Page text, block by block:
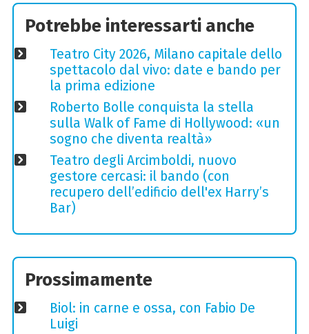
Potrebbe interessarti anche
Teatro City 2026, Milano capitale dello
spettacolo dal vivo: date e bando per
la prima edizione
Roberto Bolle conquista la stella
sulla Walk of Fame di Hollywood: «un
sogno che diventa realtà»
Teatro degli Arcimboldi, nuovo
gestore cercasi: il bando (con
recupero dell’edificio dell'ex Harry’s
Bar)
Prossimamente
Biol: in carne e ossa, con Fabio De
Luigi